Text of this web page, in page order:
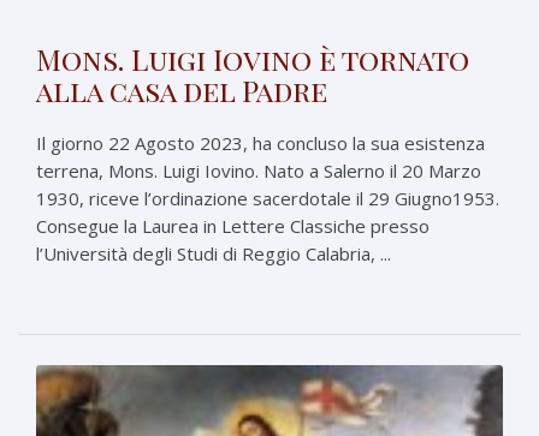
Mons. Luigi Iovino è tornato
alla casa del Padre
Il giorno 22 Agosto 2023, ha concluso la sua esistenza
terrena, Mons. Luigi Iovino. Nato a Salerno il 20 Marzo
1930, riceve l’ordinazione sacerdotale il 29 Giugno1953.
Consegue la Laurea in Lettere Classiche presso
l’Università degli Studi di Reggio Calabria, ...